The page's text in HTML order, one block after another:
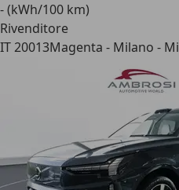
- (kWh/100 km)
Rivenditore
IT 20013Magenta - Milano - Mi